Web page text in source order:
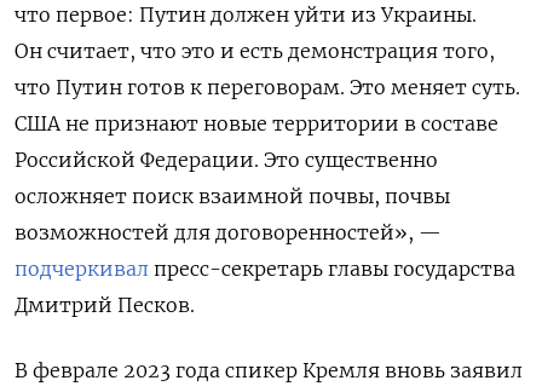
что первое: Путин должен уйти из Украины.
Он считает, что это и есть демонстрация того,
что Путин готов к переговорам. Это меняет суть.
США не признают новые территории в составе
Российской Федерации. Это существенно
осложняет поиск взаимной почвы, почвы
возможностей для договоренностей», —
подчеркивал пресс-секретарь главы государства
Дмитрий Песков.
В феврале 2023 года спикер Кремля вновь заявил